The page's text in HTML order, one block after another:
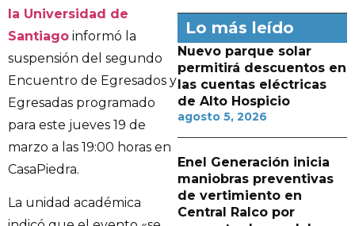
la Universidad de
Santiago informó la
suspensión del segundo
Encuentro de Egresados y
Egresadas programado
para este jueves 19 de
marzo a las 19:00 horas en
CasaPiedra.
La unidad académica
Lo más leído
Nuevo parque solar
permitirá descuentos en
las cuentas eléctricas
de Alto Hospicio
agosto 5, 2026
Enel Generación inicia
maniobras preventivas
de vertimiento en
Central Ralco por